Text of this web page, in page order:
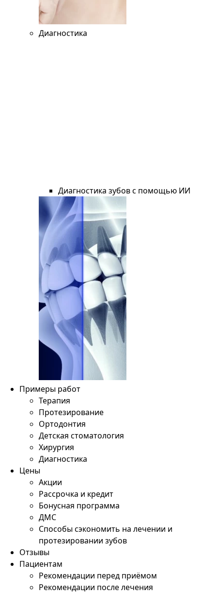
Диагностика
Диагностика зубов с помощью ИИ
Примеры работ
Терапия
Протезирование
Ортодонтия
Детская стоматология
Хирургия
Диагностика
Цены
Акции
Рассрочка и кредит
Бонусная программа
ДМС
Способы сэкономить на лечении и
протезировании зубов
Отзывы
Пациентам
Рекомендации перед приёмом
Рекомендации после лечения